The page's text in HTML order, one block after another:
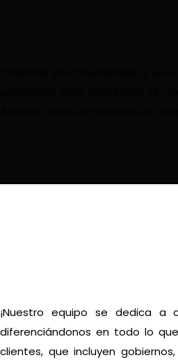
¡Nuestro equipo se dedica a
diferenciándonos en todo lo
clientes, que incluyen